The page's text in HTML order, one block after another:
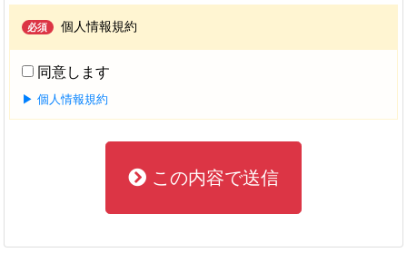
必須 個人情報規約
同意します
▶ 個人情報規約
この内容で送信